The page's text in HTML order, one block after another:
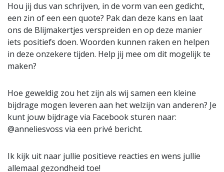
Hou jij dus van schrijven, in de vorm van een gedicht,
een zin of een een quote? Pak dan deze kans en laat
ons de Blijmakertjes verspreiden en op deze manier
iets positiefs doen. Woorden kunnen raken en helpen
in deze onzekere tijden. Help jij mee om dit mogelijk te
maken?
Hoe geweldig zou het zijn als wij samen een kleine
bijdrage mogen leveren aan het welzijn van anderen? Je
kunt jouw bijdrage via Facebook sturen naar:
@anneliesvoss via een privé bericht.
Ik kijk uit naar jullie positieve reacties en wens jullie
allemaal gezondheid toe!